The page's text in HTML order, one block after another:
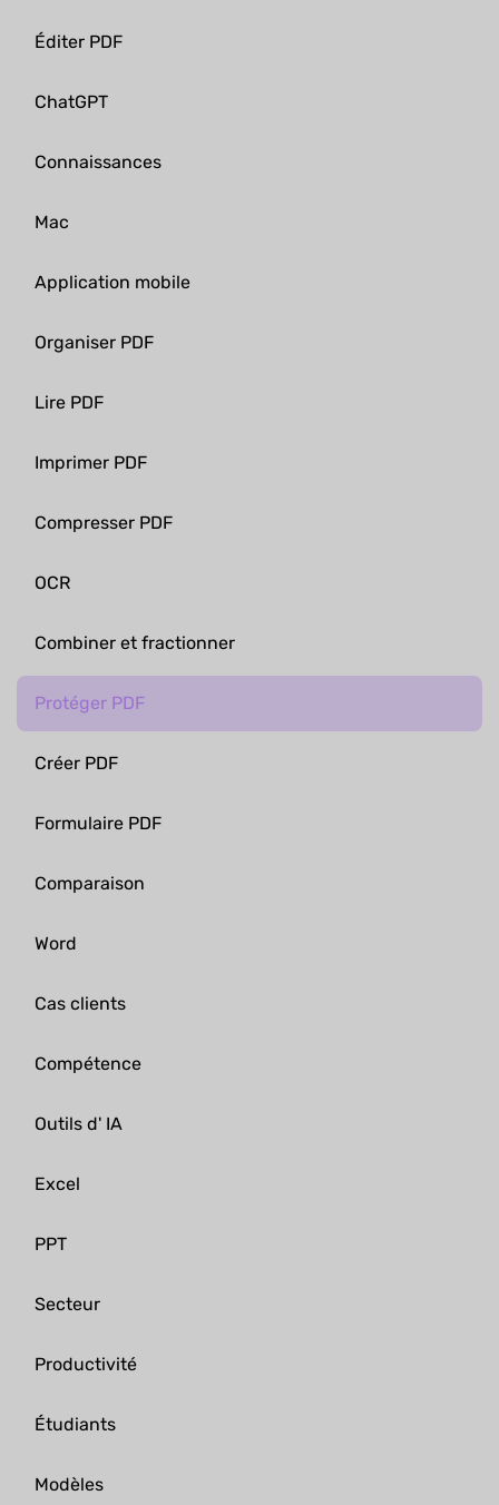
Éditer PDF
ChatGPT
Connaissances
Mac
Application mobile
Organiser PDF
Lire PDF
Imprimer PDF
Compresser PDF
OCR
Combiner et fractionner
Protéger PDF
Créer PDF
Formulaire PDF
Comparaison
Word
Cas clients
Compétence
Outils d' IA
Excel
PPT
Secteur
Productivité
Étudiants
Modèles